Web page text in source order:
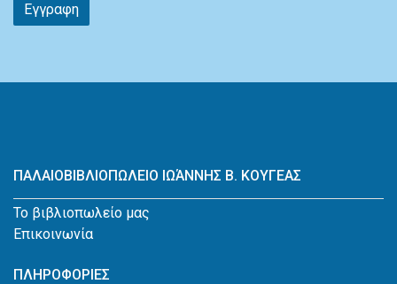
Εγγραφη
ΠΑΛΑΙΟΒΙΒΛΙΟΠΩΛΕΙΟ ΙΩΆΝΝΗΣ Β. ΚΟΥΓΕΑΣ
Το βιβλιοπωλείο μας
Επικοινωνία
ΠΛΗΡΟΦΟΡΙΕΣ